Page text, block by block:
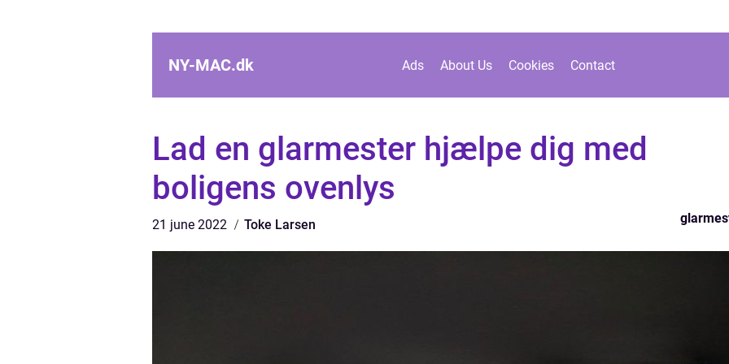
NY-MAC.dk Ads About Us Cookies Contact
Lad en glarmester hjælpe dig med
boligens ovenlys
21 june 2022 Toke Larsen